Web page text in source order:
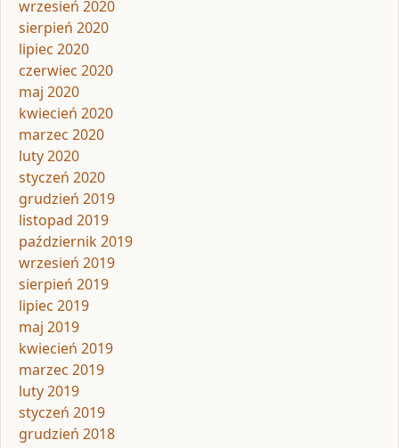
wrzesień 2020
sierpień 2020
lipiec 2020
czerwiec 2020
maj 2020
kwiecień 2020
marzec 2020
luty 2020
styczeń 2020
grudzień 2019
listopad 2019
październik 2019
wrzesień 2019
sierpień 2019
lipiec 2019
maj 2019
kwiecień 2019
marzec 2019
luty 2019
styczeń 2019
grudzień 2018